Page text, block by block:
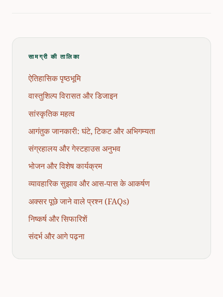
सामग्री की तालिका
ऐतिहासिक पृष्ठभूमि
वास्तुशिल्प विरासत और डिजाइन
सांस्कृतिक महत्व
आगंतुक जानकारी: घंटे, टिकट और अभिगम्यता
संग्रहालय और गेस्टहाउस अनुभव
भोजन और विशेष कार्यक्रम
व्यावहारिक सुझाव और आस-पास के आकर्षण
अक्सर पूछे जाने वाले प्रश्न (FAQs)
निष्कर्ष और सिफारिशें
संदर्भ और आगे पढ़ना